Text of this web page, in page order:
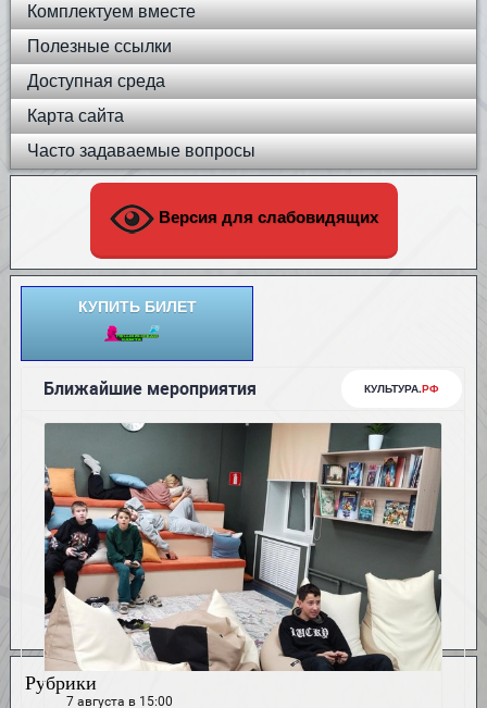
Комплектуем вместе
Полезные ссылки
Доступная среда
Карта сайта
Часто задаваемые вопросы
Версия для слабовидящих
КУПИТЬ БИЛЕТ
Рубрики